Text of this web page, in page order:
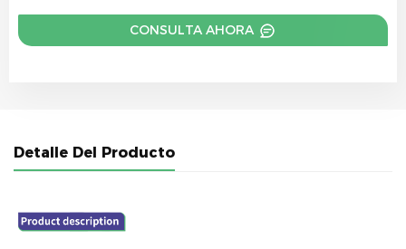
CONSULTA AHORA
Detalle Del Producto